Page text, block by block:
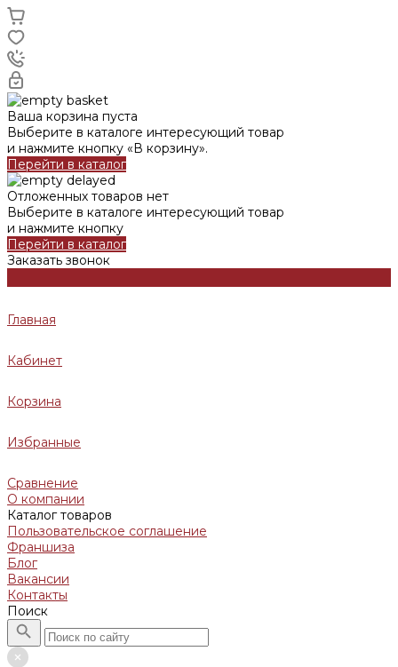
Ваша корзина пуста
Выберите в каталоге интересующий товар
и нажмите кнопку «В корзину».
Перейти в каталог
Отложенных товаров нет
Выберите в каталоге интересующий товар
и нажмите кнопку
Перейти в каталог
Заказать звонок
Главная
Кабинет
Корзина
Избранные
Сравнение
О компании
Каталог товаров
Пользовательское соглашение
Франшиза
Блог
Вакансии
Контакты
Поиск